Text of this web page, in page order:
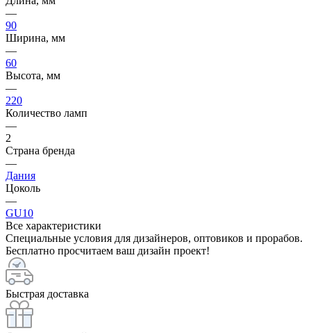
—
90
Ширина, мм
—
60
Высота, мм
—
220
Количество ламп
—
2
Страна бренда
—
Дания
Цоколь
—
GU10
Все характеристики
Специальные условия для дизайнеров, оптовиков и прорабов.
Бесплатно просчитаем ваш дизайн проект!
Быстрая доставка